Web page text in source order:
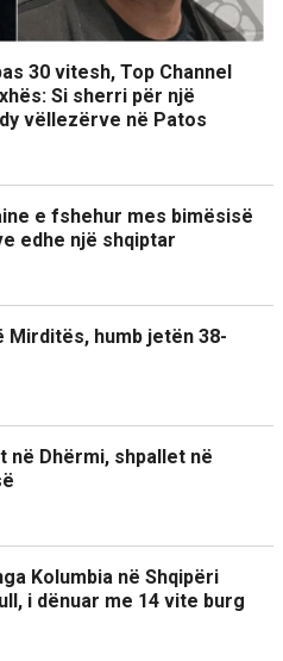
30 vitesh, Top Channel
Si sherri për një
vëllezërve në Patos
e fshehur mes bimësisë
edhe një shqiptar
Mirditës, humb jetën 38-
Dhërmi, shpallet në
Kolumbia në Shqipëri
i dënuar me 14 vite burg